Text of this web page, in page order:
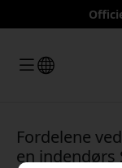
Fordelene
en indendørs